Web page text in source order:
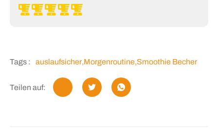
Tags : auslaufsicher,Morgenroutine,Smoothie Becher
Teilen auf: